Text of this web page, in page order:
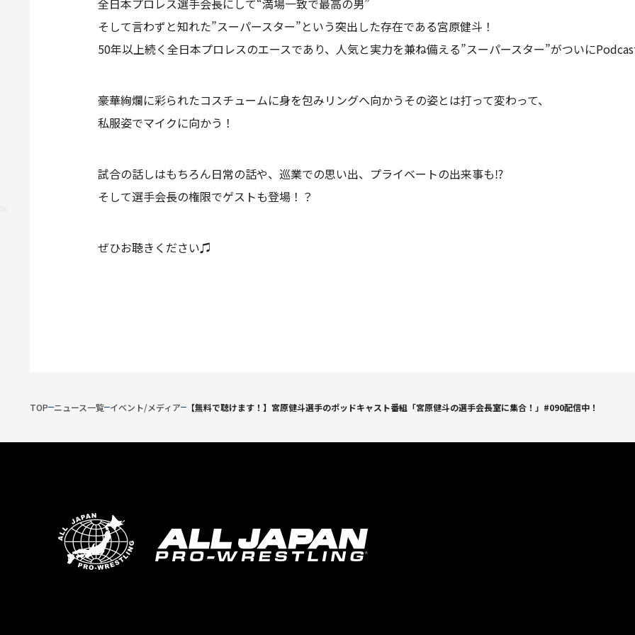
全日本プロレス選手会長にして“満場一致で最高の男”
そして言わずと知れた”スーパースター”という突出した存在である宮原健斗！
50年以上続く全日本プロレスのエースであり、人気と実力を兼ね備える”スーパースター”がついに
豪華絢爛に彩られたコスチュームに身を包みリングへ向かうその姿とは打って変わって、
私服姿でマイクに向かう！
試合の話しはもちろん日常の話や、巡業での思い出、プライベートの出来事も⁉
そして選手会長の権限でゲストも登場！？
ぜひお聴きください♫
TOP ニュース一覧 イベント/メディア 【無料で聴けます！】宮原健斗選手のポッドキャスト番組「宮原健斗の選手会長室に集合！」#090配信中！